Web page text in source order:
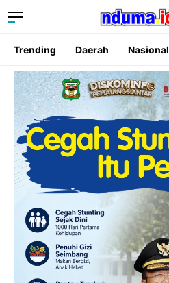
Trending Daerah Nasional